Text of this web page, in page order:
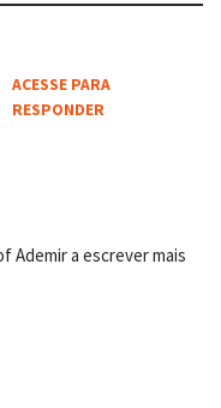
ACESSE PARA
RESPONDER
Ademir a escrever mais